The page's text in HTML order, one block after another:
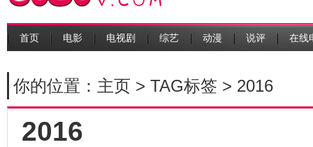
首页 电影 电视剧 综艺 动漫 说评 在线
你的位置： 主页 > TAG标签 > 2016
2016